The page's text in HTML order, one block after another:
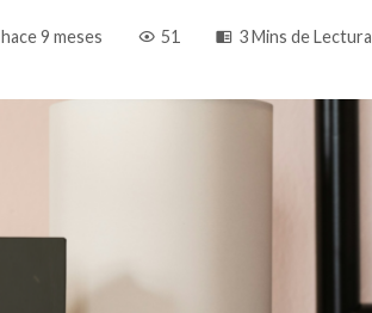
hace 9 meses 51 3 Mins de Lectura